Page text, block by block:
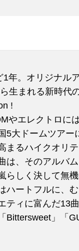
年。オリジナル
生まれる新時代
!
やエレクトロに
5大ドームツア
まるハイクオリテ
は、そのアルバ
らしく決して無機
ハートフルに、
ティに富んだ13曲
Bittersweet」「